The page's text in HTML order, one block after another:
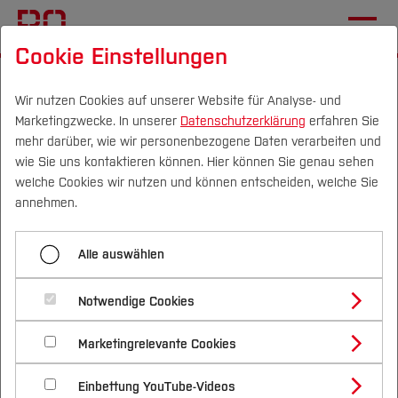
Campus Personen DE|EN Quicklinks
Studium
Studienangebote
Bachelorstudiengänge
Masterstudiengänge
Vor dem Studium
Bewerben & Einschreiben
Bewerbungsportal
Im Studium
Studienbüros und Prüfungen
Nach dem Studium
Forschung & Transfer
Profil
Forschungs- und Transferprofil
Schwerpunkte (FuT)
Beratung & Förderung
Nachhaltigkeit
Nachhaltigkeit studieren
International
Samstag (28.11.2026)
Workshop 14
Menü aufklappen
Workshop 14
Workshop 15
Workshop 16
Workshop 17
Workshop 14: Game On!
Storytelling mit KI für Game Based
Learning und Co.
Cookie Einstellungen
Wir nutzen Cookies auf unserer Website für Analyse- und
Marketingzwecke. In unserer Datenschutzerklärung erfahren Sie
mehr darüber, wie wir personenbezogene Daten verarbeiten und
wie Sie uns kontaktieren können. Hier können Sie genau sehen
welche Cookies wir nutzen und können entscheiden, welche Sie
annehmen.
Alle auswählen
Notwendige Cookies
Marketingrelevante Cookies
Einbettung YouTube-Videos